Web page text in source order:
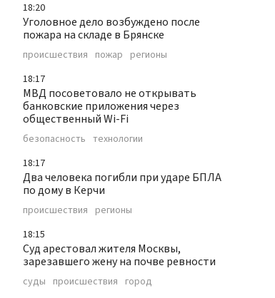
18:20
Уголовное дело возбуждено после
пожара на складе в Брянске
происшествия пожар регионы
18:17
МВД посоветовало не открывать
банковские приложения через
общественный Wi-Fi
безопасность технологии
18:17
Два человека погибли при ударе БПЛА
по дому в Керчи
происшествия регионы
18:15
Суд арестовал жителя Москвы,
зарезавшего жену на почве ревности
суды происшествия город